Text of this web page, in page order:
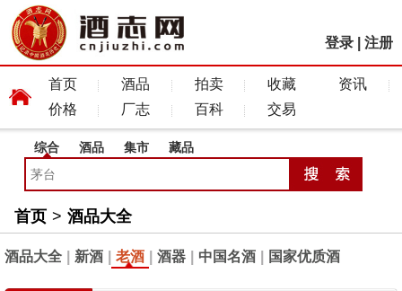
登录 注册
首页 酒品 拍卖 收藏
资讯
价格
厂志 百科 交易
综合 酒品 集市 藏品
首页 > 酒品大全
酒品大全 新酒 老酒 酒器 中国名酒 国家优质酒